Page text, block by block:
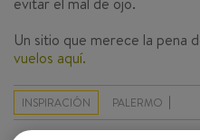
Un sitio que merece la pena
vuelos aquí.
INSPIRACIÓN PALERMO